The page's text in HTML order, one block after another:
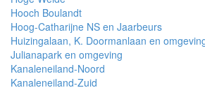
Hooch Boulandt
Hoog-Catharijne NS en Jaarbeurs
Huizingalaan, K. Doormanlaan en
Julianapark en omgeving
Kanaleneiland-Noord
Kanaleneiland-Zuid